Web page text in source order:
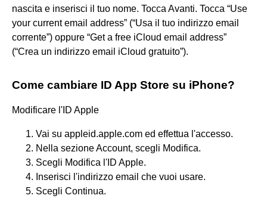
nascita e inserisci il tuo nome. Tocca Avanti. Tocca “Use
your current email address” (“Usa il tuo indirizzo email
corrente”) oppure “Get a free iCloud email address”
(“Crea un indirizzo email iCloud gratuito”).
Come cambiare ID App Store su iPhone?
Modificare l'ID Apple
Vai su appleid.apple.com ed effettua l'accesso.
Nella sezione Account, scegli Modifica.
Scegli Modifica l'ID Apple.
Inserisci l'indirizzo email che vuoi usare.
Scegli Continua.